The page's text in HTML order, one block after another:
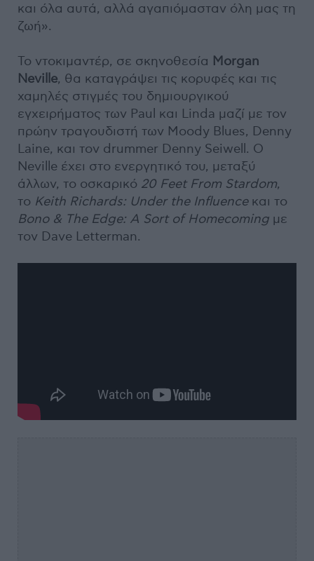
και όλα αυτά, αλλά αγαπιόμασταν όλη μας τη
ζωή».
Το ντοκιμαντέρ, σε σκηνοθεσία Morgan
Neville, θα καταγράψει τις κορυφές και τις
χαμηλές στιγμές του δημιουργικού
εγχειρήματος των Paul και Linda μαζί με τον
πρώην τραγουδιστή των Moody Blues, Denny
Laine, και τον drummer Denny Seiwell. Ο
Neville έχει στο ενεργητικό του, μεταξύ
άλλων, το οσκαρικό 20 Feet From Stardom,
το Keith Richards: Under the Influenceκαι το
Bono & The Edge: A Sort of Homecoming με
τον Dave Letterman.